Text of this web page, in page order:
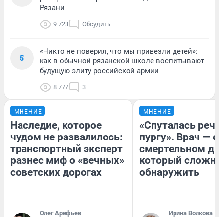
Рязани
9 723 Обсудить
5
«Никто не поверил, что мы привезли детей»:
как в обычной рязанской школе воспитывают
будущую элиту российской армии
8 777 3
МНЕНИЕ
Наследие, которое
чудом не развалилось:
транспортный эксперт
разнес миф о «вечных»
советских дорогах
Олег Арефьев
МНЕНИЕ
«Спуталась
пургу». Врач — о
смертельном
который
обнаружить
Ирина Волкова